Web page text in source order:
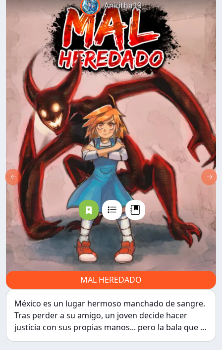
←
Ankitha19
MAL HEREDADO
México es un lugar hermoso manchado de sangre.
Tras perder a su amigo, un joven decide hacer
justicia con sus propias manos... pero la bala que lo
mata no es el final. Ahora, convertido en un
→